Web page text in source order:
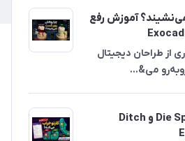
آموزش رفع
از طراحان دیجیتال
می&...
بررسی تنظیمات Die Spacer و Ditch